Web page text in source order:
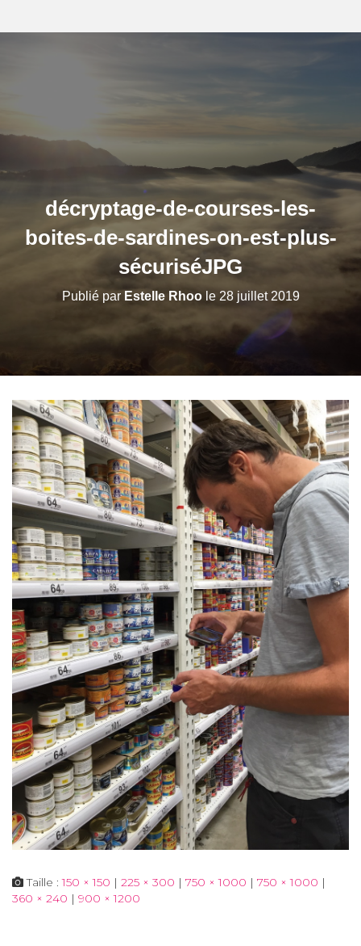
décryptage-de-courses-les-
boites-de-sardines-on-est-plus-
sécuriséJPG
Publié par Estelle Rhoole 28 juillet 2019
Taille :150 × 150 | 225 × 300 | 750 × 1000 | 750 × 1000 |
360 × 240 | 900 × 1200